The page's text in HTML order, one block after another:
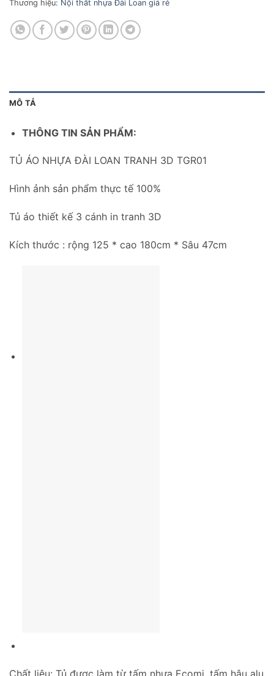
Thương hiệu: Nội thất nhựa Đài Loan giá rẻ
MÔ TẢ
THÔNG TIN SẢN PHẨM:
TỦ ÁO NHỰA ĐÀI LOAN TRANH 3D TGR01
Hình ảnh sản phẩm thực tế 100%
Tủ áo thiết kế 3 cánh in tranh 3D
Kích thước : rộng 125 * cao 180cm * Sâu 47cm